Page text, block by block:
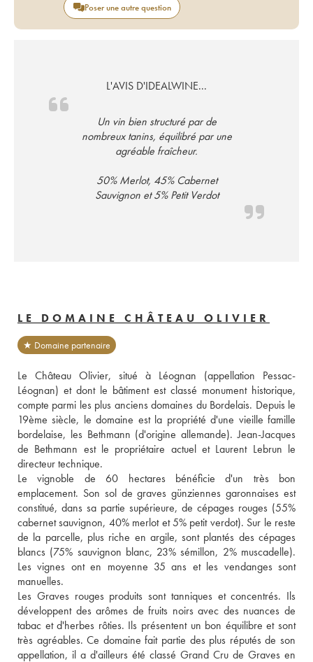
Poser une autre question
L'AVIS D'IDEALWINE...
Un vin bien structuré par de
nombreux tanins, équilibré par une
agréable fraîcheur.
50% Merlot, 45% Cabernet
Sauvignon et 5% Petit Verdot
LE DOMAINE CHÂTEAU OLIVIER
★ Domaine partenaire
Le Château Olivier, situé à Léognan (appellation Pessac-
Léognan) et dont le bâtiment est classé monument historique,
compte parmi les plus anciens domaines du Bordelais. Depuis le
19ème siècle, le domaine est la propriété d'une vieille famille
bordelaise, les Bethmann (d'origine allemande). Jean-Jacques
de Bethmann est le propriétaire actuel et Laurent Lebrun le
directeur technique.
Le vignoble de 60 hectares bénéficie d'un très bon
emplacement. Son sol de graves günziennes garonnaises est
constitué, dans sa partie supérieure, de cépages rouges (55%
cabernet sauvignon, 40% merlot et 5% petit verdot). Sur le reste
de la parcelle, plus riche en argile, sont plantés des cépages
blancs (75% sauvignon blanc, 23% sémillon, 2% muscadelle).
Les vignes ont en moyenne 35 ans et les vendanges sont
manuelles.
Les Graves rouges produits sont tanniques et concentrés. Ils
développent des arômes de fruits noirs avec des nuances de
tabac et d'herbes rôties. Ils présentent un bon équilibre et sont
très agréables. Ce domaine fait partie des plus réputés de son
appellation, il a d'ailleurs été classé Grand Cru de Graves en